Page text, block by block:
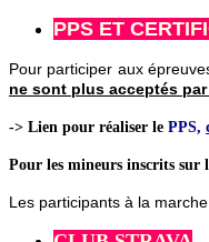
PPS ET
Pour participer aux
ne sont plus acceptés
-> Lien pour réaliser le PPS,
Pour les mineurs inscrits sur
Les participants à la